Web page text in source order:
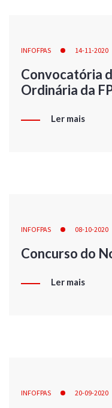
INFOFPAS 14-11-2020
Convocatória
Ordinária da
Ler mais
INFOFPAS 08-10-2020
Concurso do
Ler mais
INFOFPAS 20-09-2020